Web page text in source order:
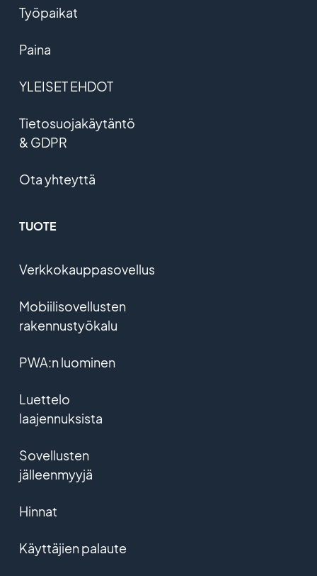
Työpaikat
Paina
YLEISET EHDOT
Tietosuojakäytäntö
& GDPR
Ota yhteyttä
TUOTE
Verkkokauppasovellus
Mobiilisovellusten
rakennustyökalu
PWA:n luominen
Luettelo
laajennuksista
Sovellusten
jälleenmyyjä
Hinnat
Käyttäjien palaute